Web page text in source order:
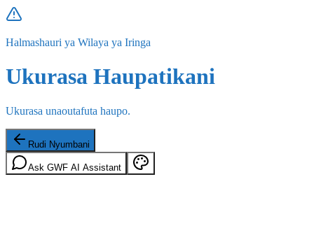
Halmashauri ya Wilaya ya Iringa
Ukurasa Haupatikani
Ukurasa unaoutafuta haupo.
Rudi Nyumbani
Ask GWF AI Assistant